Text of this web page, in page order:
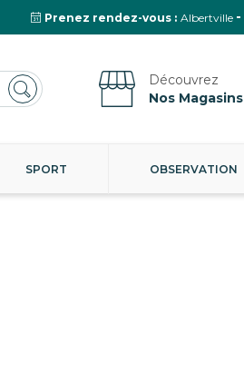
Prenez rendez-vous : Albertville
Nos Magasins
SPORT OBSERVATION